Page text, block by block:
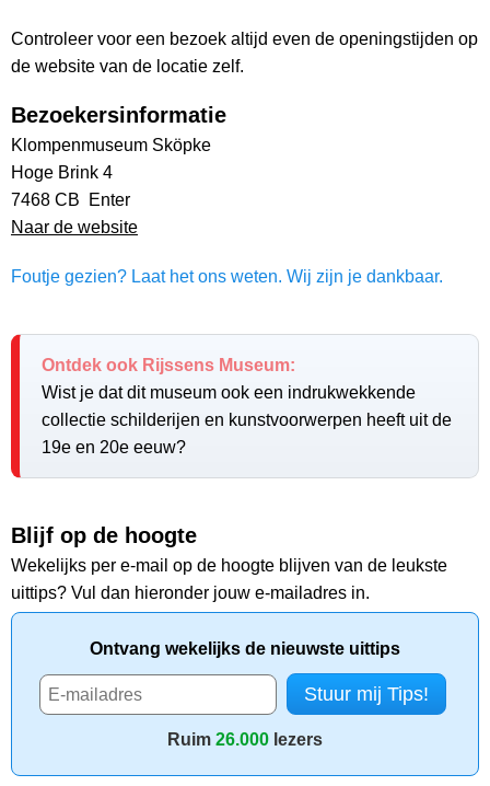
Controleer voor een bezoek altijd even de openingstijden op
de website van de locatie zelf.
Bezoekersinformatie
Klompenmuseum Sköpke
Hoge Brink 4
7468 CB Enter
Naar de website
Foutje gezien? Laat het ons weten. Wij zijn je dankbaar.
Ontdek ook Rijssens Museum:
Wist je dat dit museum ook een indrukwekkende
collectie schilderijen en kunstvoorwerpen heeft uit de
19e en 20e eeuw?
Blijf op de hoogte
Wekelijks per e-mail op de hoogte blijven van de leukste
uittips? Vul dan hieronder jouw e-mailadres in.
Ontvang wekelijks de nieuwste uittips
Ruim 26.000 lezers